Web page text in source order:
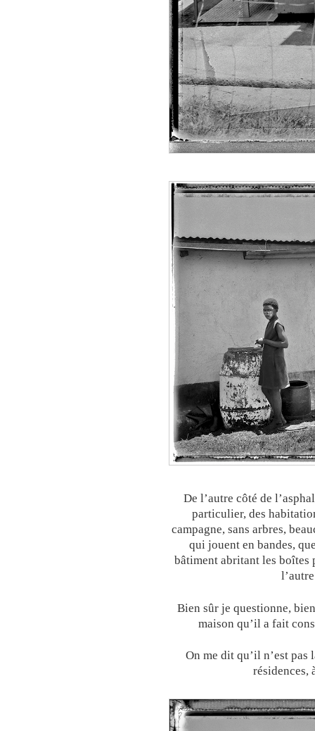
De l’autre côté de
particulier, des
campagne, sans arbres,
qui jouent en bandes,
bâtiment abritant les boîtes
Bien sûr je questionne,
maison qu’il a fait
On me dit qu’il n’est pas
résidences,